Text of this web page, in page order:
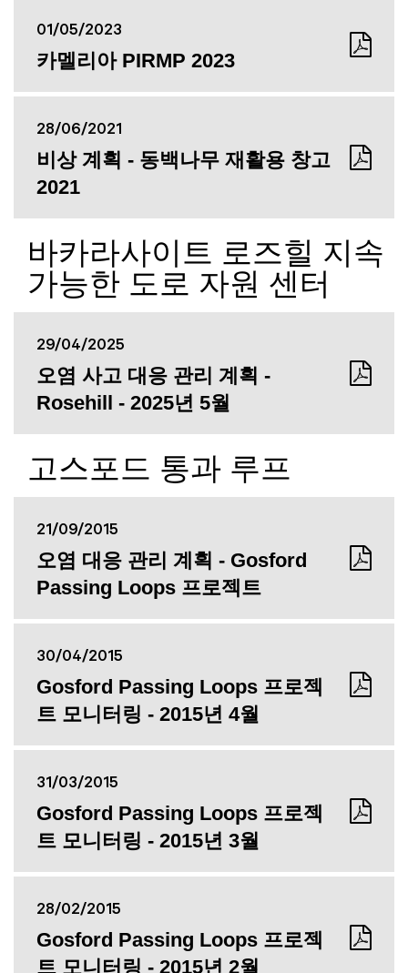
01/05/2023
카멜리아 PIRMP 2023
28/06/2021
비상 계획 - 동백나무 재활용 창고
2021
바카라사이트 로즈힐 지속
가능한 도로 자원 센터
29/04/2025
오염 사고 대응 관리 계획 -
Rosehill - 2025년 5월
고스포드 통과 루프
21/09/2015
오염 대응 관리 계획 - Gosford
Passing Loops 프로젝트
30/04/2015
Gosford Passing Loops 프로젝
트 모니터링 - 2015년 4월
31/03/2015
Gosford Passing Loops 프로젝
트 모니터링 - 2015년 3월
28/02/2015
Gosford Passing Loops 프로젝
트 모니터링 - 2015년 2월